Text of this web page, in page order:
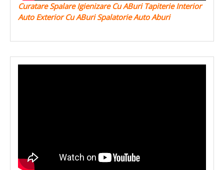
Curatare Spalare Igienizare Cu ABuri Tapiterie Interior
Auto Exterior Cu ABuri Spalatorie Auto Aburi